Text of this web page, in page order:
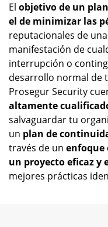
El objetivo de un
el de minimizar las
reputacionales de
manifestación de
interrupción o
desarrollo normal de
Prosegur Security
altamente
salvaguardar tu
un plan de
través de un enfoque
un proyecto eficaz y
mejores prácticas